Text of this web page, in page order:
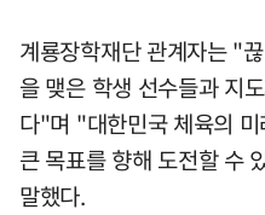
계룡장학재단 관계자는 "
을 맺은 학생 선수들과 지
다"며 "대한민국 체육의
큰 목표를 향해 도전할 수
말했다.